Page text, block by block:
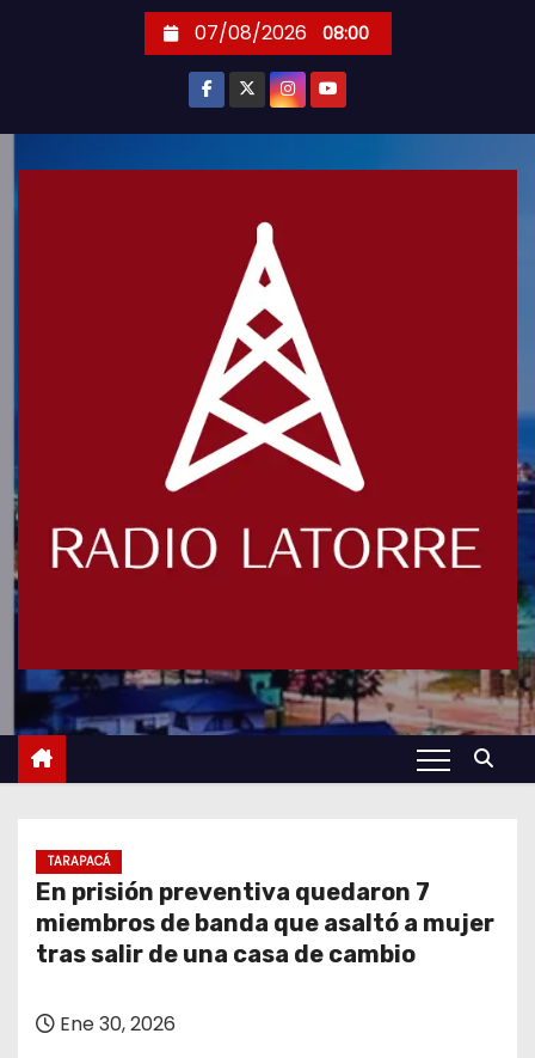
07/08/2026 08:00
TARAPACÁ
En prisión preventiva quedaron 7
miembros de banda que asaltó a mujer
tras salir de una casa de cambio
Ene 30, 2026